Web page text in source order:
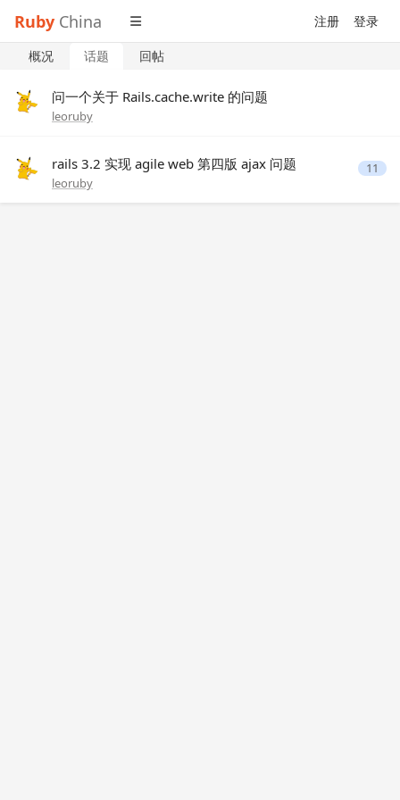
Ruby China 注册 登录
概况 话题 回帖
问一个关于 Rails.cache.write 的问题
leoruby
rails 3.2 实现 agile web 第四版 ajax 问题
leoruby
11